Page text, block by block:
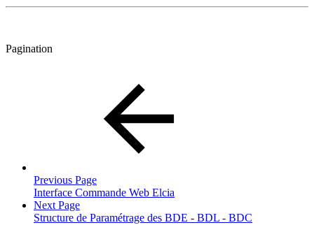
Pagination
Previous Page
Interface Commande Web Elcia
Next Page
Structure de Paramétrage des BDE - BDL - BDC